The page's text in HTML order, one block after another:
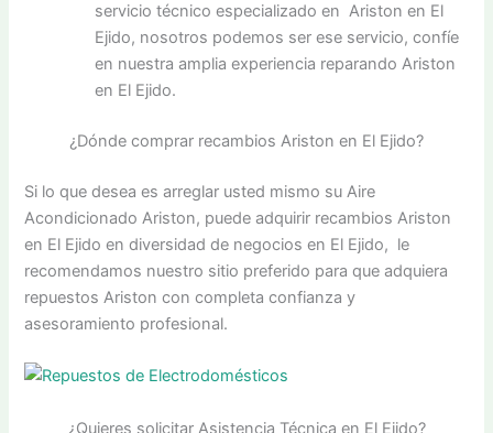
servicio técnico especializado en Ariston en El
Ejido, nosotros podemos ser ese servicio, confíe
en nuestra amplia experiencia reparando Ariston
en El Ejido.
¿Dónde comprar recambios Ariston en El Ejido?
Si lo que desea es arreglar usted mismo su Aire
Acondicionado Ariston, puede adquirir recambios Ariston
en El Ejido en diversidad de negocios en El Ejido, le
recomendamos nuestro sitio preferido para que adquiera
repuestos Ariston con completa confianza y
asesoramiento profesional.
¿Quieres solicitar Asistencia Técnica en El Ejido?